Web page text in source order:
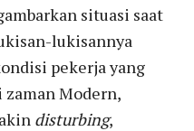
situasi saat
lukisannya
pekerja yang
zaman Modern,
disturbing,